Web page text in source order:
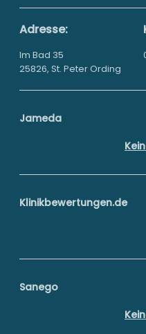
Adresse:
Im Bad 35
25826, St. Peter Ording
Jameda
Klinikbewertungen.de
Sanego